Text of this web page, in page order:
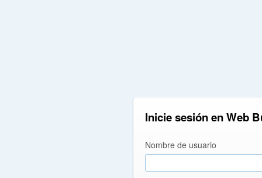
Inicie sesión en Web
Nombre de usuario